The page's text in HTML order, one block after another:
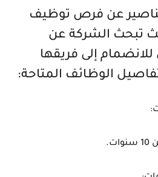
عن فرص توظيف
تبحث الشركة عن
إلى فريقها
الوظائف المتاحة: